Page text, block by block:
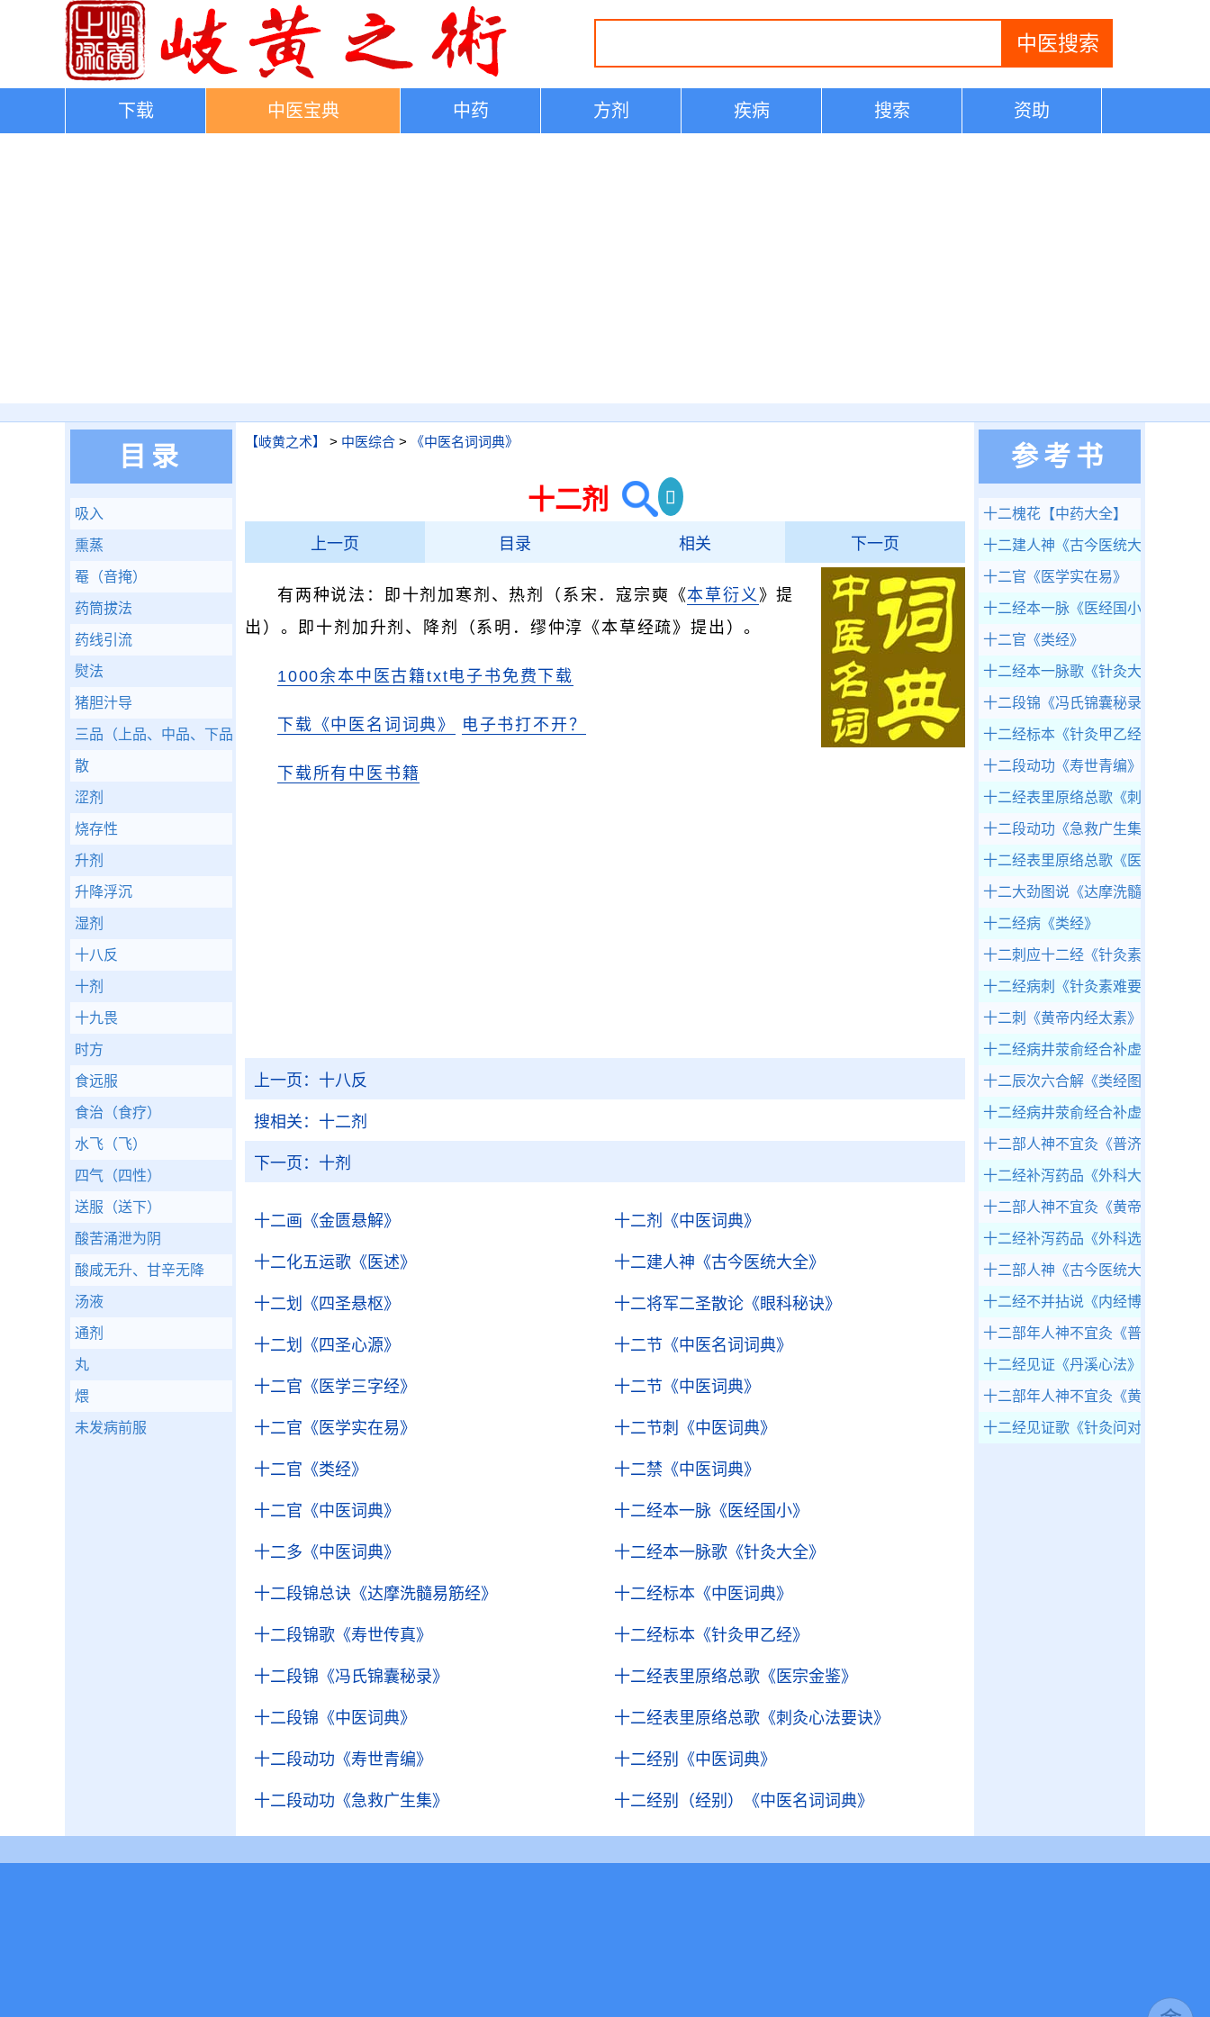
下载 中医宝典 中药 方剂 疾病 搜索 资助
【岐黄之术】 > 中医综合 > 《中医名词词典》
十二剂
上一页 目录 相关 下一页
有两种说法：即十剂加寒剂、热剂（系宋．寇宗奭《本草衍义 》提
出）。即十剂加升剂、降剂（系明．缪仲淳《本草经疏》提出）。
1000余本中医古籍txt电子书免费下载
下载《中医名词词典》 电子书打不开？
下载所有中医书籍
上一页： 十八反
搜相关： 十二剂
下一页： 十剂
十二画 《金匮悬解》 十二剂 《中医词典》
十二化五运歌 《医述》 十二建人神 《古今医统大全》
十二划 《四圣悬枢》 十二将军二圣散论 《眼科秘诀》
十二划 《四圣心源》 十二节 《中医名词词典》
十二官 《医学三字经》 十二节 《中医词典》
十二官 《医学实在易》 十二节刺 《中医词典》
十二官 《类经》 十二禁 《中医词典》
十二官 《中医词典》 十二经本一脉 《医经国小》
十二多 《中医词典》 十二经本一脉歌 《针灸大全》
十二段锦总诀 《达摩洗髓易筋经》 十二经标本 《中医词典》
十二段锦歌 《寿世传真》 十二经标本 《针灸甲乙经》
十二段锦 《冯氏锦囊秘录》 十二经表里原络总歌 《医宗金鉴》
十二段锦 《中医词典》 十二经表里原络总歌 《刺灸心法要诀》
十二段动功 《寿世青编》 十二经别 《中医词典》
十二段动功 《急救广生集》 十二经别（经别） 《中医名词词典》
目录
吸入
熏蒸
罨（音掩）
药筒拔法
药线引流
熨法
猪胆汁导
三品（上品、中品、下品）
散
涩剂
烧存性
升剂
升降浮沉
湿剂
十八反
十剂
十九畏
时方
食远服
食治（食疗）
水飞（飞）
四气（四性）
送服（送下）
酸苦涌泄为阴
酸咸无升、甘辛无降
汤液
通剂
丸
煨
未发病前服
参考书
十二槐花 【中药大全】
十二建人神 《古今医统大全》
十二官 《医学实在易》
十二经本一脉 《医经国小》
十二官 《类经》
十二经本一脉歌 《针灸大全》
十二段锦 《冯氏锦囊秘录》
十二经标本 《针灸甲乙经》
十二段动功 《寿世青编》
十二经表里原络总歌 《刺灸心法要
十二段动功 《急救广生集》
十二经表里原络总歌 《医宗金鉴》
十二大劲图说 《达摩洗髓易筋经》
十二经病 《类经》
十二刺应十二经 《针灸素难要旨》
十二经病刺 《针灸素难要旨》
十二刺 《黄帝内经太素》
十二经病井荥俞经合补虚泻实
十二辰次六合解 《类经图翼》
十二经病井荥俞经合补虚泻实
十二部人神不宜灸 《普济方·针灸》
十二经补泻药品 《外科大成》
十二部人神不宜灸 《黄帝明堂灸经
十二经补泻药品 《外科选要》
十二部人神 《古今医统大全》
十二经不并拈说 《内经博议》
十二部年人神不宜灸 《普济方·针灸
十二经见证 《丹溪心法》
十二部年人神不宜灸 《黄帝明堂灸
十二经见证歌 《针灸问对》